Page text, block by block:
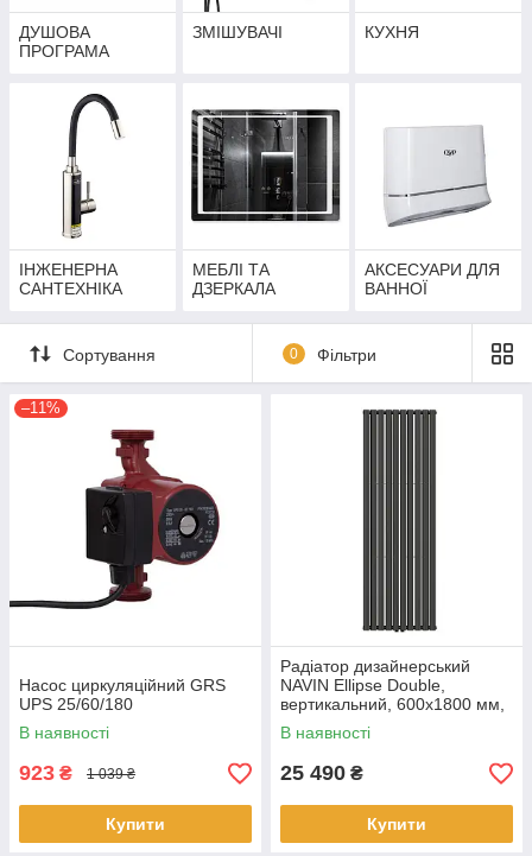
ДУШОВА
ПРОГРАМА
ЗМІШУВАЧІ КУХНЯ
ІНЖЕНЕРНА
САНТЕХНІКА
МЕБЛІ ТА
ДЗЕРКАЛА
АКСЕСУАРИ ДЛЯ
ВАННОЇ
Сортування 0 Фільтри
–11%
Насос циркуляційний GRS
UPS 25/60/180
В наявності
923 ₴ 1 039 ₴
Купити
Радіатор дизайнерський
NAVIN Ellipse Double,
вертикальний, 600x1800 мм,
1915 Вт, нижнє підключення
50 мм, чорний муар
В наявності
25 490 ₴
Купити